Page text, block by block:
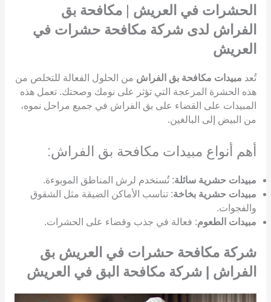
الحشرات في العريش | مكافحة بق
الفراش لدى شركة مكافحة حشرات في
العريش
تُعد مبيدات مكافحة بق الفراش من الحلول الفعالة للتخلص من
هذه الحشرة المزعجة التي تؤثر على نومك وصحتك. تعمل هذه
المبيدات على القضاء على بق الفراش في جميع مراحل نموه،
من البيض إلى البالغين.
أهم أنواع مبيدات مكافحة بق الفراش:
مبيدات حشرية سائلة: تُستخدم لرش المناطق الموبوءة.
مبيدات حشرية بخاخة: تناسب الأماكن الضيقة مثل الشقوق
والفجوات.
مبيدات الطعوم: فعالة في جذب وقضاء على الحشرات.
شركة مكافحة حشرات في العريش بق
الفراش | شركة مكافحة البق في العريش